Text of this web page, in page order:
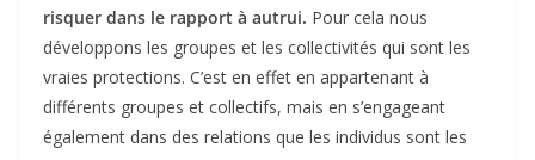
risquer dans le rapport à autrui. Pour cela nous
développons les groupes et les collectivités qui sont les
vraies protections. C’est en effet en appartenant à
différents groupes et collectifs, mais en s’engageant
également dans des relations que les individus sont les